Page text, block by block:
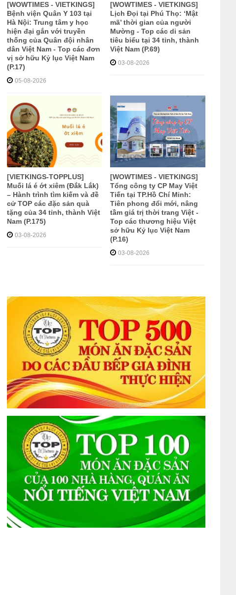
[WOWTIMES - VIETKINGS]
Bệnh viện Quân Y 103 tại
Hà Nội: Trung tâm y học
hiện đại gắn với truyền
thống của Quân đội nhân
dân Việt Nam - Top các đơn
vị sở hữu Kỷ lục Việt Nam
(P.17)
05-08-2026
[WOWTIMES - VIETKINGS]
Lịch Đọi tại Phú Thọ: ‘Mật
mã’ thời gian của người
Mường - Top các di sản
tiêu biểu tại 34 tỉnh, thành
Việt Nam (P.69)
03-08-2026
[VIETKINGS-TOPPLUS]
Muối lá é ớt xiêm (Đắk Lắk)
– Hành trình tìm kiếm và đề
cử TOP các đặc sản quà
tặng của 34 tỉnh, thành Việt
Nam (P.175)
03-08-2026
[WOWTIMES - VIETKINGS]
Tổng công ty CP May Việt
Tiến tại TP.Hồ Chí Minh:
Tiên phong đổi mới, nâng
tầm giá trị thời trang Việt -
Top các thương hiệu Việt
sở hữu Kỷ lục Việt Nam
(P.16)
03-08-2026